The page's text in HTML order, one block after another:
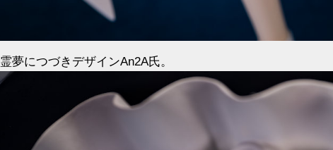
霊夢につづきデザインAn2A氏。